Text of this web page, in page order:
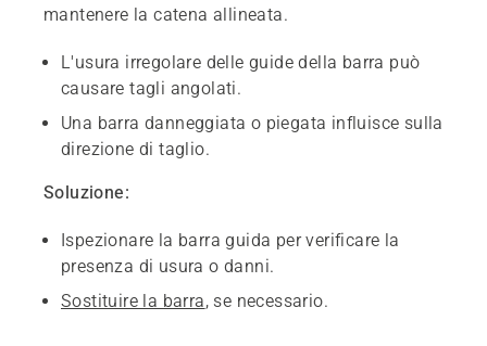
mantenere la catena allineata.
L'usura irregolare delle guide della barra può
causare tagli angolati.
Una barra danneggiata o piegata influisce sulla
direzione di taglio.
Soluzione:
Ispezionare la barra guida per verificare la
presenza di usura o danni.
Sostituire la barra, se necessario.